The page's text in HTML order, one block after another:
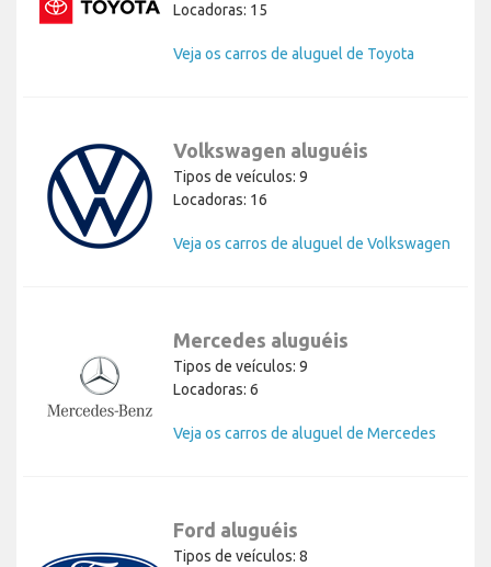
Locadoras: 15
Veja os carros de aluguel de Toyota
Volkswagen aluguéis
Tipos de veículos: 9
Locadoras: 16
Veja os carros de aluguel de Volkswagen
Mercedes aluguéis
Tipos de veículos: 9
Locadoras: 6
Veja os carros de aluguel de Mercedes
Ford aluguéis
Tipos de veículos: 8